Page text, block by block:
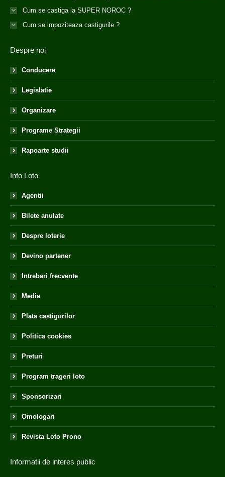
Cum se castiga la SUPER NOROC ?
Cum se impoziteaza castigurile ?
Despre noi
Conducere
Legislatie
Organizare
Programe Strategii
Rapoarte studii
Info Loto
Agentii
Bilete anulate
Despre loterie
Devino partener
Intrebari frecvente
Media
Plata castigurilor
Politica cookies
Preturi
Program trageri loto
Sponsorizari
Omologari
Revista Loto Prono
Informatii de interes public